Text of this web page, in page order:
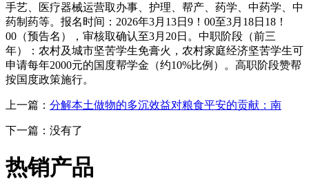
手艺、医疗器械运营取办事、护理、帮产、药学、中药学、中
药制药等。报名时间：2026年3月13日9！00至3月18日18！
00（预告名），审核取确认至3月20日。中职阶段（前三
年）：农村及城市坚苦学生免膏火，农村家庭经济坚苦学生可
申请每年2000元的国度帮学金（约10%比例）。高职阶段赞帮
按国度政策施行。
上一篇： 分解本土做物的多沉效益对粮食平安的贡献：南
下一篇：没有了
热销产品